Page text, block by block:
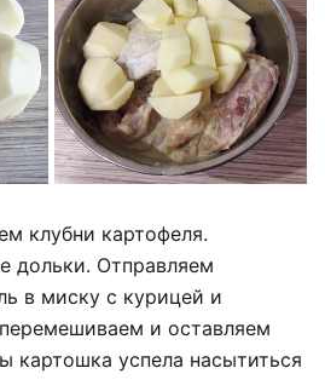
клубни картофеля.
дольки. Отправляем
в миску с курицей и
и оставляем
картошка успела насытиться